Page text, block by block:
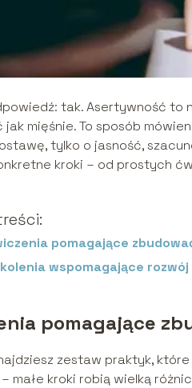
tak. Asertywność to
mięśnie. To sposób
tylko o jasność,
kroki – od prostych
pomagające
wspomagające
pomagające
zestaw praktyk,
małe kroki robią wielką